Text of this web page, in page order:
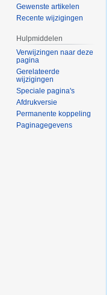
Gewenste artikelen
Recente wijzigingen
Hulpmiddelen
Verwijzingen naar deze
pagina
Gerelateerde
wijzigingen
Speciale pagina's
Afdrukversie
Permanente koppeling
Paginagegevens